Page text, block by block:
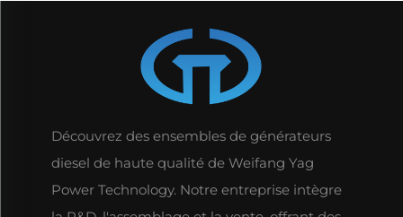
Découvrez des ensembles de générateurs
diesel de haute qualité de Weifang Yag
Power Technology. Notre entreprise intègre